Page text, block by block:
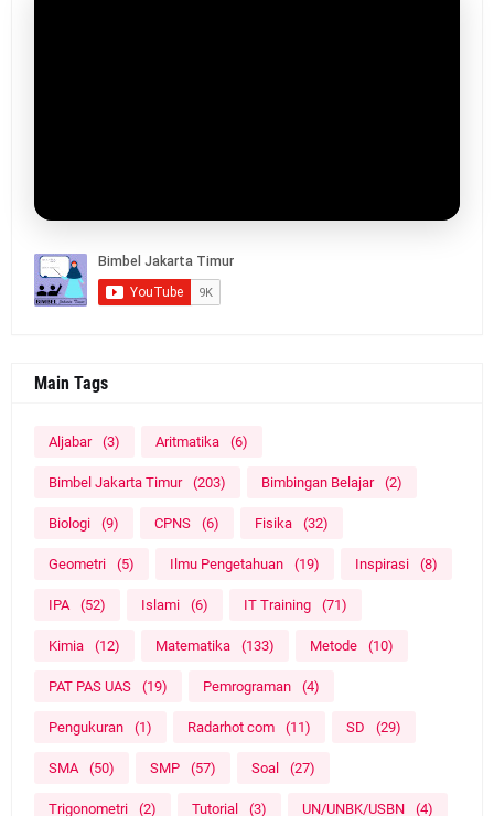
Main Tags
Aljabar (3) Aritmatika (6)
Bimbel Jakarta Timur (203) Bimbingan Belajar (2)
Biologi (9) CPNS (6) Fisika (32)
Geometri (5) Ilmu Pengetahuan (19) Inspirasi (8)
IPA (52) Islami (6) IT Training (71)
Kimia (12) Matematika (133) Metode (10)
PAT PAS UAS (19) Pemrograman (4)
Pengukuran (1) Radarhot com (11) SD (29)
SMA (50) SMP (57) Soal (27)
Trigonometri (2) Tutorial (3) UN/UNBK/USBN (4)